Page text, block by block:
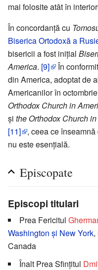
mai folosite atât în
În concordanţă cu
Biserica Ortodoxă a
bisericii a fost iniţial
America. [9]
În
din America, adoptat de
Americanilor în
Orthodox Church in
şi the Orthodox Church
[11]
, ceea ce
nu este esenţială.
Episcopate
Episcopi titulari
Prea Fericitul
Washington şi New York,
Canada
Înalt Prea Sfinţitul